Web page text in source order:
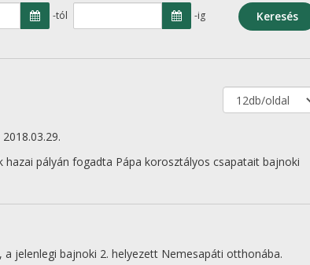
-tól -ig Keresés
2018.03.29.
pályán fogadta Pápa korosztályos csapatait bajnoki
jelenlegi bajnoki 2. helyezett Nemesapáti otthonába.